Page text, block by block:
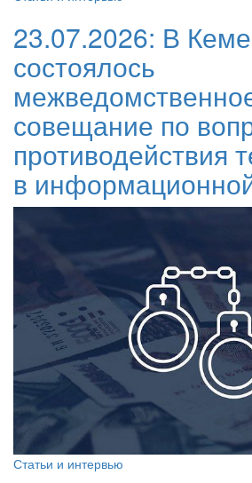
23.07.2026: В
состоялось
совещание по
противодействия
в
Статьи и интервью